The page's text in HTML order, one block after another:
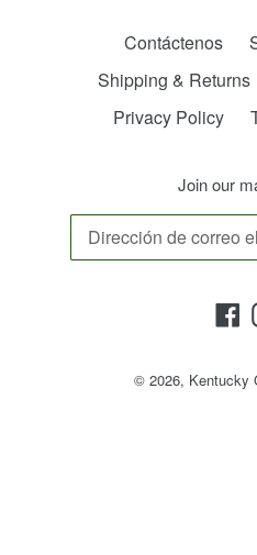
Contáctenos
Shipping & Returns
Privacy Policy
Join our
© 2026, Kentucky